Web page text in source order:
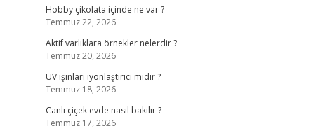
Hobby çikolata içinde ne var ?
Temmuz 22, 2026
Aktif varlıklara örnekler nelerdir ?
Temmuz 20, 2026
UV ışınları iyonlaştırıcı mıdır ?
Temmuz 18, 2026
Canlı çiçek evde nasıl bakılır ?
Temmuz 17, 2026